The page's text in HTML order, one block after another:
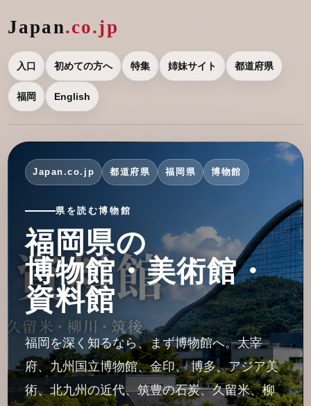
Japan.co.jp
入口 初めての方へ 特集 姉妹サイト 都道府県
福岡 English
Japan.co.jp 都道府県 福岡県 博物館
県を読む博物館
福岡県の
博物館・美術館・
資料館
福岡を深く知るなら、まず博物館へ。太宰
府、九州国立博物館、金印、 博多、アジア美
術、北九州の近代、筑豊の石炭、久留米、柳